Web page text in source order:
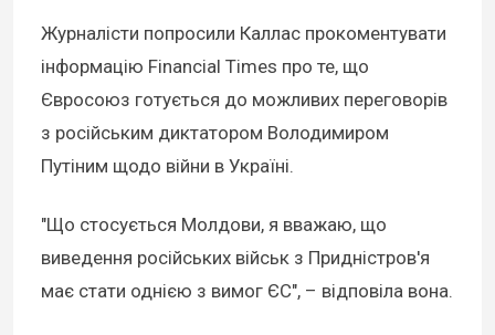
Журналісти попросили Каллас прокоментувати
інформацію Financial Times про те, що
Євросоюз готується до можливих переговорів
з російським диктатором Володимиром
Путіним щодо війни в Україні.
"Що стосується Молдови, я вважаю, що
виведення російських військ з Придністров'я
має стати однією з вимог ЄС", – відповіла вона.